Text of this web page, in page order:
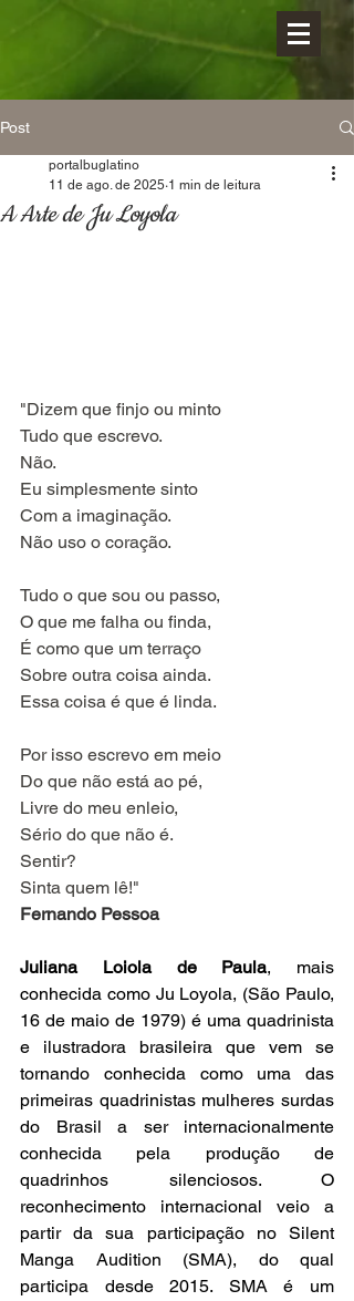
Post
A Arte de Ju Loyola
portalbuglatino
11 de ago. de 2025 1 min de leitura
"Dizem que finjo ou minto
Tudo que escrevo.
Não.
Eu simplesmente sinto
Com a imaginação.
Não uso o coração.
Tudo o que sou ou passo,
O que me falha ou finda,
É como que um terraço
Sobre outra coisa ainda.
Essa coisa é que é linda.
Por isso escrevo em meio
Do que não está ao pé,
Livre do meu enleio,
Sério do que não é.
Sentir?
Sinta quem lê!"
Fernando Pessoa
Juliana Loiola de Paula, mais
conhecida como Ju Loyola, (São Paulo,
16 de maio de 1979) é uma quadrinista
e ilustradora brasileira que vem se
tornando conhecida como uma das
primeiras quadrinistas mulheres surdas
do Brasil a ser internacionalmente
conhecida pela produção de
quadrinhos silenciosos. O
reconhecimento internacional veio a
partir da sua participação no Silent
Manga Audition (SMA), do qual
participa desde 2015. SMA é um